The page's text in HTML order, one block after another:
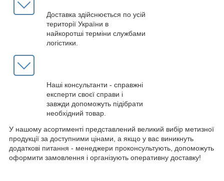
Доставка здійснюється по усій
території України в
найкоротші терміни службами
логістики.
Наші консультанти - справжні
експерти своєї справи і
завжди допоможуть підібрати
необхідний товар.
У нашому асортименті представлений великий вибір метизної
продукції за доступними цінами, а якщо у вас виникнуть
додаткові питання - менеджери проконсультують, допоможуть
оформити замовлення і організують оперативну доставку!